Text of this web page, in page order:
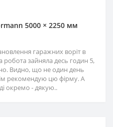
5000 × 2250 мм
гаражних воріт в
зайняла десь годин 5,
Видно, що не один день
рекомендую цю фірму. А
окремо - дякую..